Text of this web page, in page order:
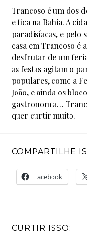
Trancoso é um dos
e fica na Bahia. A
paradisíacas, e pelo
casa em Trancoso é
desfrutar de um
as festas agitam o
populares, como a
João, e ainda os
gastronomia…
quer curtir muito.
COMPARTILHE
Facebook
CURTIR ISSO: